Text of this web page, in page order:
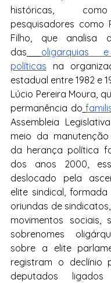
históricas,
pesquisadores como
Filho, que analisa
das
oligarquias
políticas na
estadual entre 1982 e
Lúcio Pereira Moura,
permanência do
Assembleia
meio da
da herança política
dos anos 2000,
deslocado pela
elite sindical,
oriundas de
movimentos sociais,
sobrenomes
sobre a elite
registram o declínio
deputados